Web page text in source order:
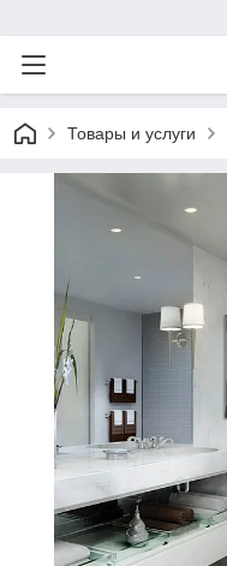
Товары и услуги